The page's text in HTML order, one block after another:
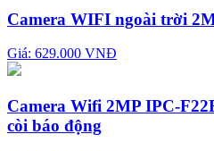
Camera WIFI ngoài trời
Giá: 629.000 VNĐ
Camera Wifi 2MP IPC-
còi báo động